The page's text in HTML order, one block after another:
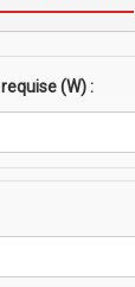
(W) :